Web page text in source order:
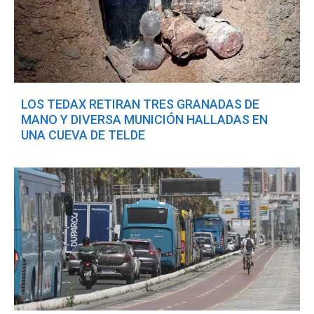
LOS TEDAX RETIRAN TRES GRANADAS DE
MANO Y DIVERSA MUNICIÓN HALLADAS EN
UNA CUEVA DE TELDE